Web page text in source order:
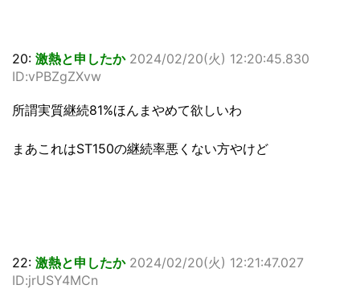
20: 激熱と申したか 2024/02/20(火) 12:20:45.830
ID:vPBZgZXvw
所謂実質継続81%ほんまやめて欲しいわ
まあこれはST150の継続率悪くない方やけど
22: 激熱と申したか 2024/02/20(火) 12:21:47.027
ID:jrUSY4MCn